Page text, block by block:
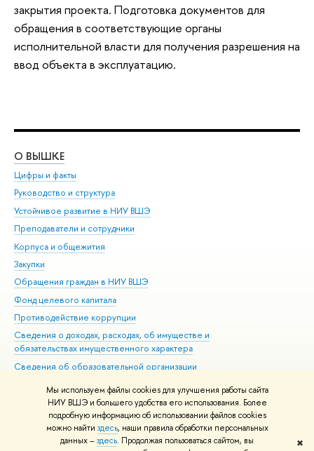
Мы используем файлы cookies для улучшения работы сайта
НИУ ВШЭ и большего удобства его использования. Более
подробную информацию об использовании файлов cookies
можно найти здесь, наши правила обработки персональных
данных –здесь. Продолжая пользоваться сайтом, вы
✖
закрытия проекта. Подготовка документов для
обращения в соответствующие органы
исполнительной власти для получения разрешения на
ввод объекта в эксплуатацию.
О ВЫШКЕ
Цифры и факты
Руководство и структура
Устойчивое развитие в НИУ ВШЭ
Преподаватели и сотрудники
Корпуса и общежития
Закупки
Обращения граждан в НИУ ВШЭ
Фонд целевого капитала
Противодействие коррупции
Сведения о доходах, расходах, об имуществе и
обязательствах имущественного характера
Сведения об образовательной организации
Людям с ограниченными возможностями здоровья
Единая платежная страница
Работа в Вышке